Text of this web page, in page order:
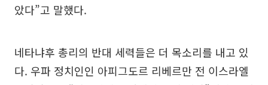
았다”고 말했다.
네타냐후 총리의 반대 세력들은 더 목소리를 내고 있
다. 우파 정치인인 아피그도르 리베르만 전 이스라엘